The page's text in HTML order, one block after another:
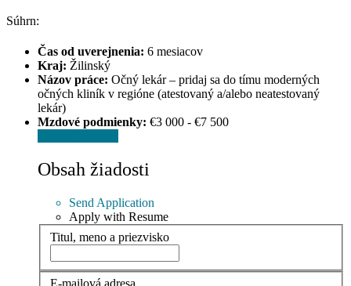
Súhrn:
Čas od uverejnenia: 6 mesiacov
Kraj: Žilinský
Názov práce: Očný lekár – pridaj sa do tímu moderných
očných kliník v regióne (atestovaný a/alebo neatestovaný
lekár)
Mzdové podmienky: €3 000 - €7 500
Obsah žiadosti
Send Application
Apply with Resume
Titul, meno a priezvisko